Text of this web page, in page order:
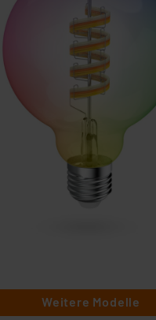
Weitere Modelle